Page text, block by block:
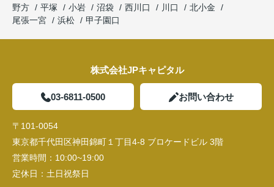
野方
平塚 小岩 沼袋 西川口 川口
北小金
尾張一宮
浜松 甲子園口
株式会社JPキャピタル
03-6811-0500 お問い合わせ
〒101-0054
東京都千代田区神田錦町１丁目4-8 ブロケードビル 3階
営業時間： 10:00~19:00
定休日： 土日祝祭日